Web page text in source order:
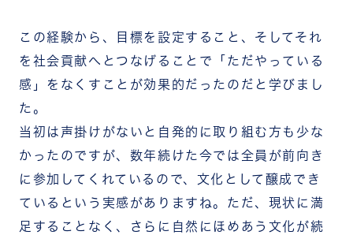
この経験から、目標を設定すること、そしてそれ
を社会貢献へとつなげることで「ただやっている
感」をなくすことが効果的だったのだと学びまし
た。
当初は声掛けがないと自発的に取り組む方も少な
かったのですが、数年続けた今では全員が前向き
に参加してくれているので、文化として醸成でき
ているという実感がありますね。ただ、現状に満
足することなく、さらに自然にほめあう文化が続